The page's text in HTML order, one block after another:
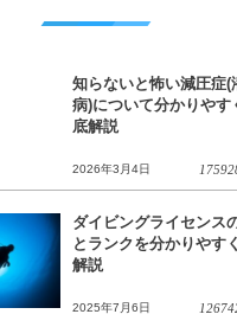
知らないと怖い減圧症(
病)について分かりやす
底解説
2026年3月4日
ダイビングライセンス
とランクを分かりやす
解説
2025年7月6日